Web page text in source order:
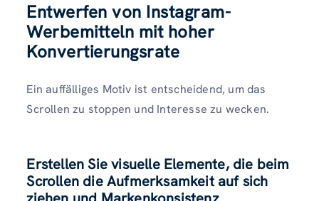
Entwerfen von Instagram-
Werbemitteln mit hoher
Konvertierungsrate
Ein auffälliges Motiv ist entscheidend, um das
Scrollen zu stoppen und Interesse zu wecken.
Erstellen Sie visuelle Elemente, die beim
Scrollen die Aufmerksamkeit auf sich